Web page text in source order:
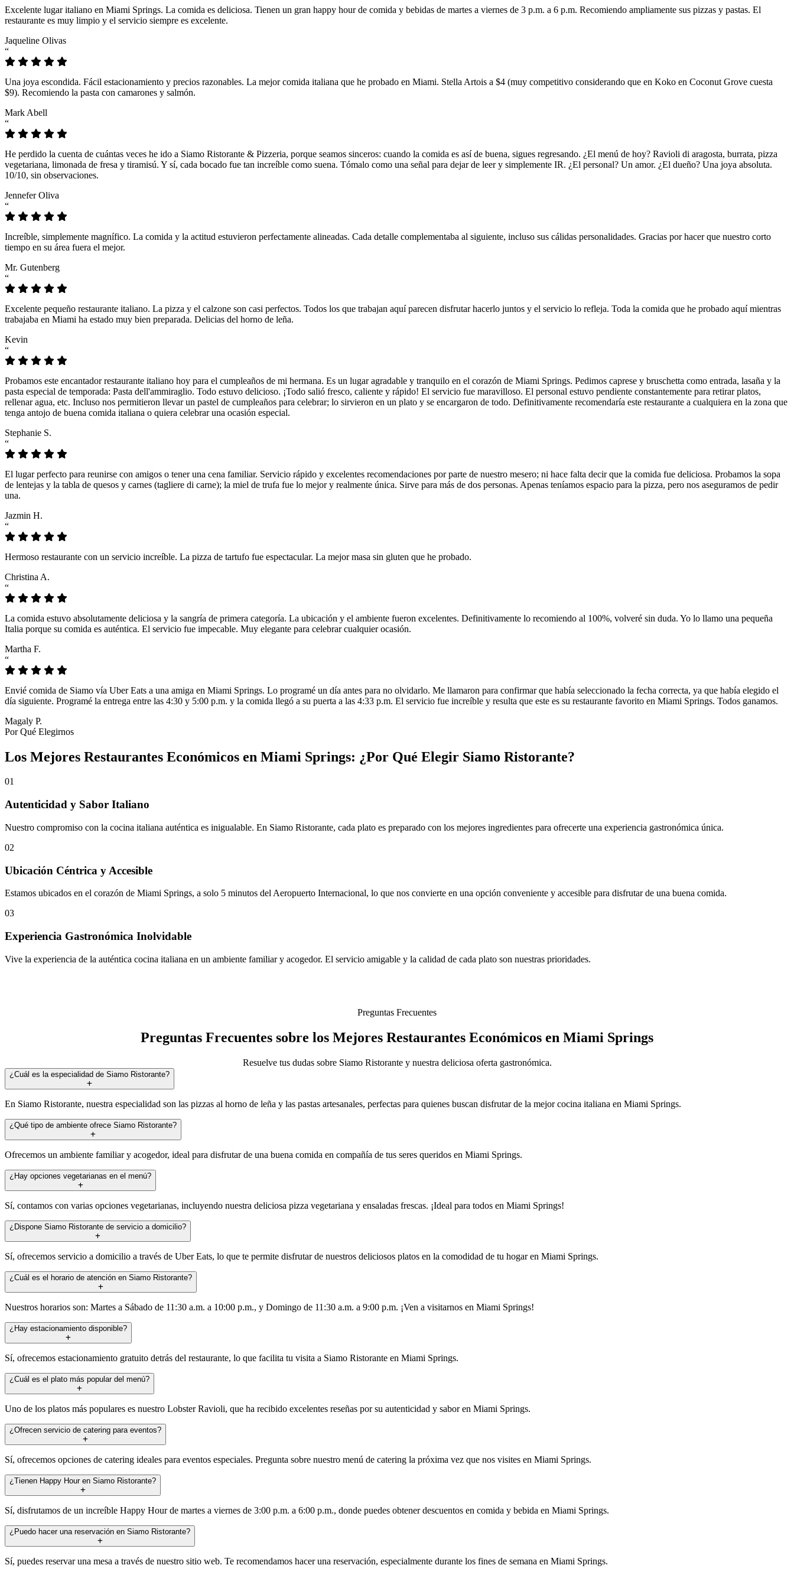
Excelente lugar italiano en Miami Springs. La comida es deliciosa. Tienen un gran happy hour de comida y bebidas de martes a viernes de 3 p.m. a 6 p.m. Recomiendo ampliamente sus pizzas y pastas. El
restaurante es muy limpio y el servicio siempre es excelente.
Jaqueline Olivas
“
Una joya escondida. Fácil estacionamiento y precios razonables. La mejor comida italiana que he probado en Miami. Stella Artois a $4 (muy competitivo considerando que en Koko en Coconut Grove cuesta
$9). Recomiendo la pasta con camarones y salmón.
Mark Abell
“
He perdido la cuenta de cuántas veces he ido a Siamo Ristorante & Pizzeria, porque seamos sinceros: cuando la comida es así de buena, sigues regresando. ¿El menú de hoy? Ravioli di aragosta, burrata, pizza
vegetariana, limonada de fresa y tiramisú. Y sí, cada bocado fue tan increíble como suena. Tómalo como una señal para dejar de leer y simplemente IR. ¿El personal? Un amor. ¿El dueño? Una joya absoluta.
10/10, sin observaciones.
Jennefer Oliva
“
Increíble, simplemente magnífico. La comida y la actitud estuvieron perfectamente alineadas. Cada detalle complementaba al siguiente, incluso sus cálidas personalidades. Gracias por hacer que nuestro corto
tiempo en su área fuera el mejor.
Mr. Gutenberg
“
Excelente pequeño restaurante italiano. La pizza y el calzone son casi perfectos. Todos los que trabajan aquí parecen disfrutar hacerlo juntos y el servicio lo refleja. Toda la comida que he probado aquí mientras
trabajaba en Miami ha estado muy bien preparada. Delicias del horno de leña.
Kevin
“
Probamos este encantador restaurante italiano hoy para el cumpleaños de mi hermana. Es un lugar agradable y tranquilo en el corazón de Miami Springs. Pedimos caprese y bruschetta como entrada, lasaña y la
pasta especial de temporada: Pasta dell'ammiraglio. Todo estuvo delicioso. ¡Todo salió fresco, caliente y rápido! El servicio fue maravilloso. El personal estuvo pendiente constantemente para retirar platos,
rellenar agua, etc. Incluso nos permitieron llevar un pastel de cumpleaños para celebrar; lo sirvieron en un plato y se encargaron de todo. Definitivamente recomendaría este restaurante a cualquiera en la zona que
tenga antojo de buena comida italiana o quiera celebrar una ocasión especial.
Stephanie S.
“
El lugar perfecto para reunirse con amigos o tener una cena familiar. Servicio rápido y excelentes recomendaciones por parte de nuestro mesero; ni hace falta decir que la comida fue deliciosa. Probamos la sopa
de lentejas y la tabla de quesos y carnes (tagliere di carne); la miel de trufa fue lo mejor y realmente única. Sirve para más de dos personas. Apenas teníamos espacio para la pizza, pero nos aseguramos de pedir
una.
Jazmin H.
“
Hermoso restaurante con un servicio increíble. La pizza de tartufo fue espectacular. La mejor masa sin gluten que he probado.
Christina A.
“
La comida estuvo absolutamente deliciosa y la sangría de primera categoría. La ubicación y el ambiente fueron excelentes. Definitivamente lo recomiendo al 100%, volveré sin duda. Yo lo llamo una pequeña
Italia porque su comida es auténtica. El servicio fue impecable. Muy elegante para celebrar cualquier ocasión.
Martha F.
“
Envié comida de Siamo vía Uber Eats a una amiga en Miami Springs. Lo programé un día antes para no olvidarlo. Me llamaron para confirmar que había seleccionado la fecha correcta, ya que había elegido el
día siguiente. Programé la entrega entre las 4:30 y 5:00 p.m. y la comida llegó a su puerta a las 4:33 p.m. El servicio fue increíble y resulta que este es su restaurante favorito en Miami Springs. Todos ganamos.
Magaly P.
Por Qué Elegirnos
Los Mejores Restaurantes Económicos en Miami Springs: ¿Por Qué Elegir Siamo Ristorante?
01
Autenticidad y Sabor Italiano
Nuestro compromiso con la cocina italiana auténtica es inigualable. En Siamo Ristorante, cada plato es preparado con los mejores ingredientes para ofrecerte una experiencia gastronómica única.
02
Ubicación Céntrica y Accesible
Estamos ubicados en el corazón de Miami Springs, a solo 5 minutos del Aeropuerto Internacional, lo que nos convierte en una opción conveniente y accesible para disfrutar de una buena comida.
03
Experiencia Gastronómica Inolvidable
Vive la experiencia de la auténtica cocina italiana en un ambiente familiar y acogedor. El servicio amigable y la calidad de cada plato son nuestras prioridades.
Preguntas Frecuentes
Preguntas Frecuentes sobre los Mejores Restaurantes Económicos en Miami Springs
Resuelve tus dudas sobre Siamo Ristorante y nuestra deliciosa oferta gastronómica.
¿Cuál es la especialidad de Siamo Ristorante?
En Siamo Ristorante, nuestra especialidad son las pizzas al horno de leña y las pastas artesanales, perfectas para quienes buscan disfrutar de la mejor cocina italiana en Miami Springs.
¿Qué tipo de ambiente ofrece Siamo Ristorante?
Ofrecemos un ambiente familiar y acogedor, ideal para disfrutar de una buena comida en compañía de tus seres queridos en Miami Springs.
¿Hay opciones vegetarianas en el menú?
Sí, contamos con varias opciones vegetarianas, incluyendo nuestra deliciosa pizza vegetariana y ensaladas frescas. ¡Ideal para todos en Miami Springs!
¿Dispone Siamo Ristorante de servicio a domicilio?
Sí, ofrecemos servicio a domicilio a través de Uber Eats, lo que te permite disfrutar de nuestros deliciosos platos en la comodidad de tu hogar en Miami Springs.
¿Cuál es el horario de atención en Siamo Ristorante?
Nuestros horarios son: Martes a Sábado de 11:30 a.m. a 10:00 p.m., y Domingo de 11:30 a.m. a 9:00 p.m. ¡Ven a visitarnos en Miami Springs!
¿Hay estacionamiento disponible?
Sí, ofrecemos estacionamiento gratuito detrás del restaurante, lo que facilita tu visita a Siamo Ristorante en Miami Springs.
¿Cuál es el plato más popular del menú?
Uno de los platos más populares es nuestro Lobster Ravioli, que ha recibido excelentes reseñas por su autenticidad y sabor en Miami Springs.
¿Ofrecen servicio de catering para eventos?
Sí, ofrecemos opciones de catering ideales para eventos especiales. Pregunta sobre nuestro menú de catering la próxima vez que nos visites en Miami Springs.
¿Tienen Happy Hour en Siamo Ristorante?
Sí, disfrutamos de un increíble Happy Hour de martes a viernes de 3:00 p.m. a 6:00 p.m., donde puedes obtener descuentos en comida y bebida en Miami Springs.
¿Puedo hacer una reservación en Siamo Ristorante?
Sí, puedes reservar una mesa a través de nuestro sitio web. Te recomendamos hacer una reservación, especialmente durante los fines de semana en Miami Springs.